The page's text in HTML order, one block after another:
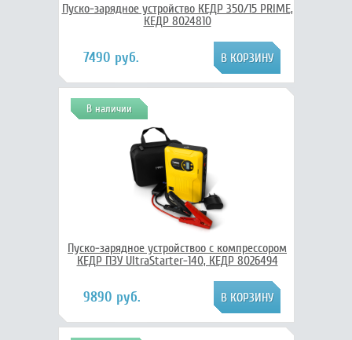
Пуско-зарядное устройство КЕДР 350/15 PRIME,
КЕДР 8024810
7490 руб.
В наличии
Пуско-зарядное устройствоо с компрессором
КЕДР ПЗУ UltraStarter-140, КЕДР 8026494
9890 руб.